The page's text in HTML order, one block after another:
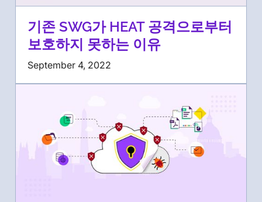
기존 SWG가 HEAT 공격으로부터
보호하지 못하는 이유
September 4, 2022